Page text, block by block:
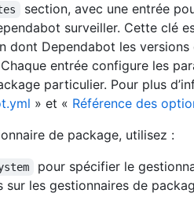
section, avec une entrée
surveiller. Cette clé
dont Dependabot les
entrée configure les
particulier. Pour plus
» et « Référence des
de package, utilisez :
pour spécifier le
sur les gestionnaires de